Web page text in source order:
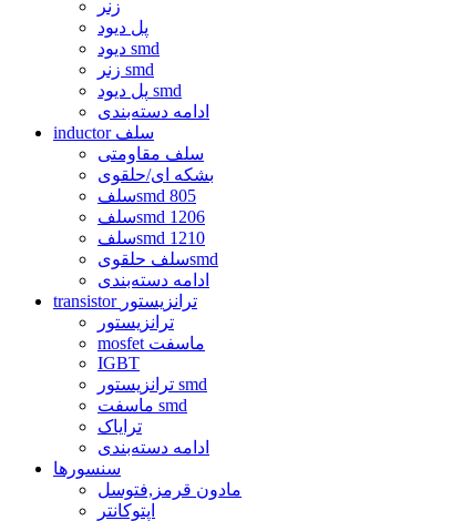
زنر
پل دیود
دیود smd
زنر smd
پل دیود smd
ادامه دسته‌بندی
inductor سلف
سلف مقاومتی
بشکه ای/حلقوی
سلفsmd 805
سلفsmd 1206
سلفsmd 1210
سلف حلقویsmd
ادامه دسته‌بندی
transistor ترانزیستور
ترانزیستور
mosfet ماسفت
IGBT
ترانزیستور smd
ماسفت smd
ترایاک
ادامه دسته‌بندی
سنسورها
مادون قرمز,فتوسل
اپتوکانتر